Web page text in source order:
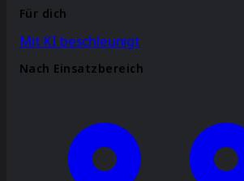
Für dich
Mit KI beschleunigt
Nach Einsatzbereich